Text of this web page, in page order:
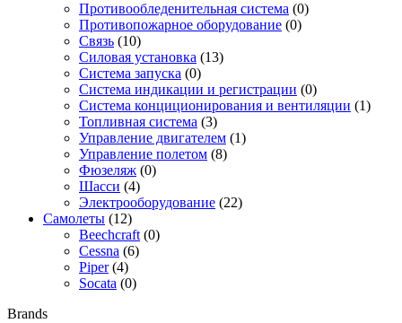
Противообледенительная система (0)
Противопожарное оборудование (0)
Связь (10)
Силовая установка (13)
Система запуска (0)
Система индикации и регистрации (0)
Система конциционирования и вентиляции (1)
Топливная система (3)
Управление двигателем (1)
Управление полетом (8)
Фюзеляж (0)
Шасси (4)
Электрооборудование (22)
Самолеты (12)
Beechcraft (0)
Cessna (6)
Piper (4)
Socata (0)
Brands